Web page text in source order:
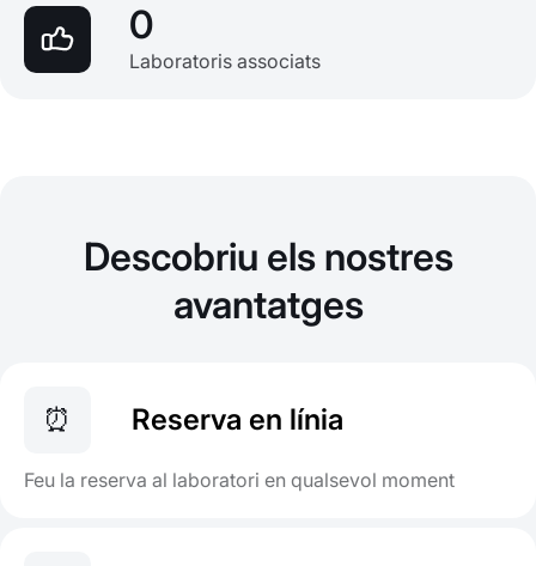
0
Laboratoris associats
Descobriu els nostres
avantatges
⏰ Reserva en línia
Feu la reserva al laboratori en qualsevol moment